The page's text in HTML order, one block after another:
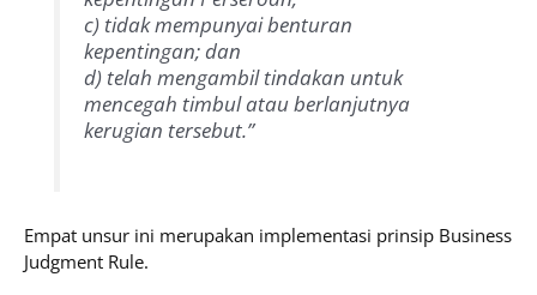
c) tidak mempunyai benturan
kepentingan; dan
d) telah mengambil tindakan untuk
mencegah timbul atau berlanjutnya
kerugian tersebut.”
Empat unsur ini merupakan implementasi prinsip Business
Judgment Rule.